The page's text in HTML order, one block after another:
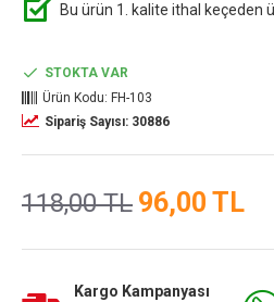
Bu ürün 1. kalite ithal keçeden
96,00 TL
118,00 TL
STOKTA VAR
Ürün Kodu: FH-103
Sipariş Sayısı: 30886
Kargo Kampanyası